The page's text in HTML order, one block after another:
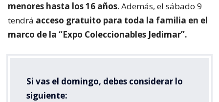
menores hasta los 16 años. Además, el sábado 9
tendrá acceso gratuito para toda la familia en el
marco de la “Expo Coleccionables Jedimar”.
Si vas el domingo, debes considerar lo
siguiente: